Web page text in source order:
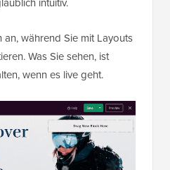
intuitiv.
an, während Sie mit Layouts
Was Sie sehen, ist
wenn es live geht.